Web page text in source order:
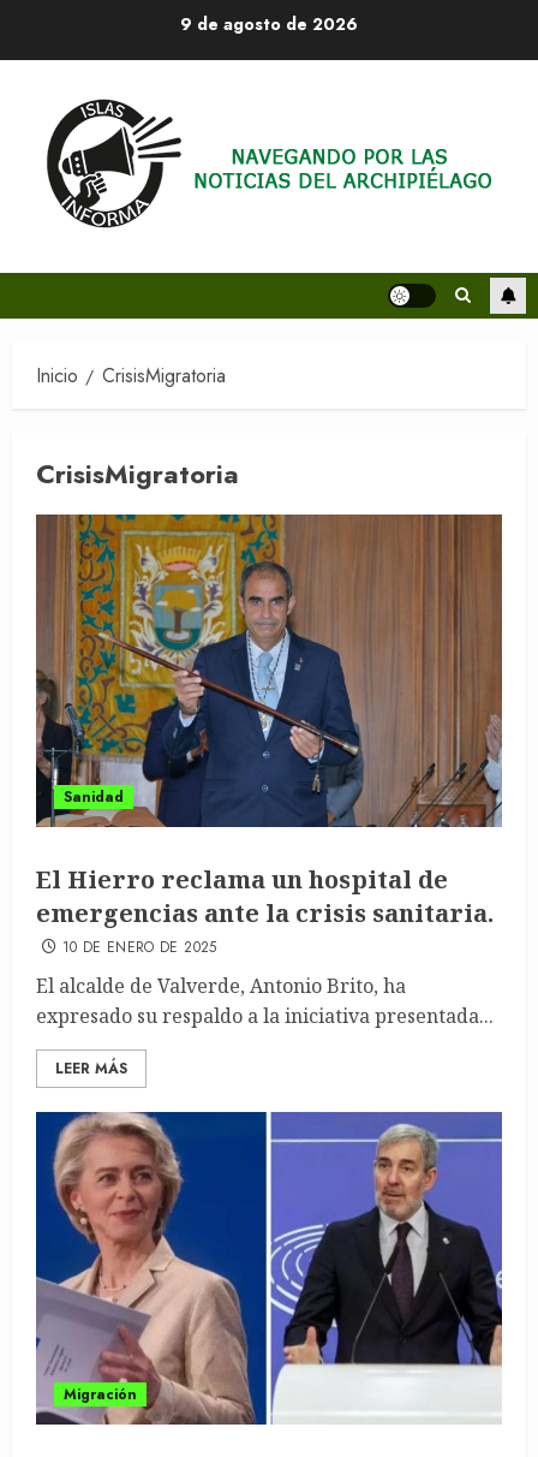
9 de agosto de 2026
Inicio CrisisMigratoria
CrisisMigratoria
Sanidad
El Hierro reclama un hospital de
emergencias ante la crisis sanitaria.
10 DE ENERO DE 2025
El alcalde de Valverde, Antonio Brito, ha
expresado su respaldo a la iniciativa presentada...
LEER MÁS
Migración